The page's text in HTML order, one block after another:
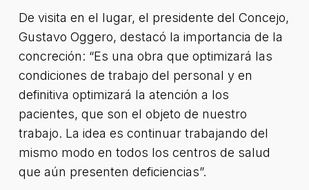
De visita en el lugar, el presidente del Concejo,
Gustavo Oggero, destacó la importancia de la
concreción: “Es una obra que optimizará las
condiciones de trabajo del personal y en
definitiva optimizará la atención a los
pacientes, que son el objeto de nuestro
trabajo. La idea es continuar trabajando del
mismo modo en todos los centros de salud
que aún presenten deficiencias”.